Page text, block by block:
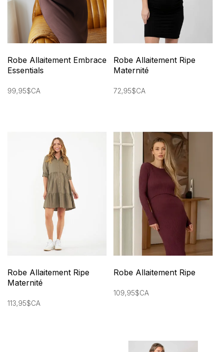
Robe Allaitement Embrace
Essentials
99,95$CA
Robe Allaitement Ripe
Maternité
72,95$CA
Robe Allaitement Ripe
Maternité
113,95$CA
Robe Allaitement Ripe
109,95$CA